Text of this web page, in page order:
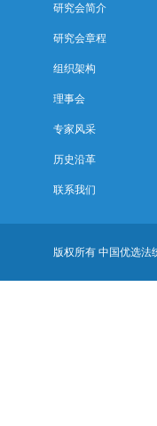
研究会简介
研究会章程
组织架构
理事会
专家风采
历史沿革
联系我们
版权所有 中国优选法